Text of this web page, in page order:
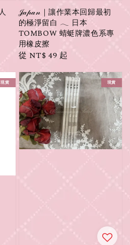
𝒥𝒶𝓅𝒶𝓃｜讓作業本回歸最初
的極淨留白 𓂃 日本
TOMBOW 蜻蜓牌濃色系專
用橡皮擦
Regular
從 NT$ 49 起
現貨 現貨